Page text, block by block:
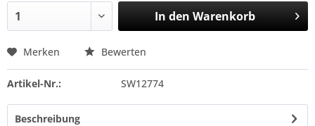
In den Warenkorb
Merken Bewerten
Artikel-Nr.: SW12774
Beschreibung